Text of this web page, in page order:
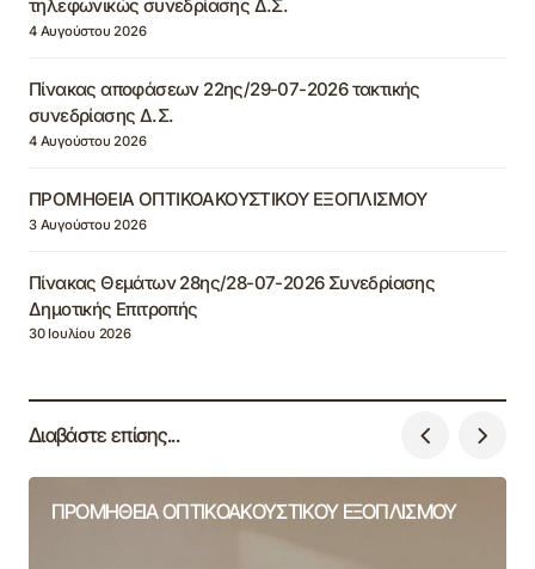
τηλεφωνικώς συνεδρίασης Δ.Σ.
4 Αυγούστου 2026
Πίνακας αποφάσεων 22ης/29-07-2026 τακτικής
συνεδρίασης Δ.Σ.
4 Αυγούστου 2026
ΠΡΟΜΗΘΕΙΑ ΟΠΤΙΚΟΑΚΟΥΣΤΙΚΟΥ ΕΞΟΠΛΙΣΜΟΥ
3 Αυγούστου 2026
Πίνακας Θεμάτων 28ης/28-07-2026 Συνεδρίασης
Δημοτικής Επιτροπής
30 Ιουλίου 2026
Διαβάστε επίσης...
ΠΡΟΜΗΘΕΙΑ ΟΠΤΙΚΟΑΚΟΥΣΤΙΚΟΥ ΕΞΟΠΛΙΣΜΟΥ